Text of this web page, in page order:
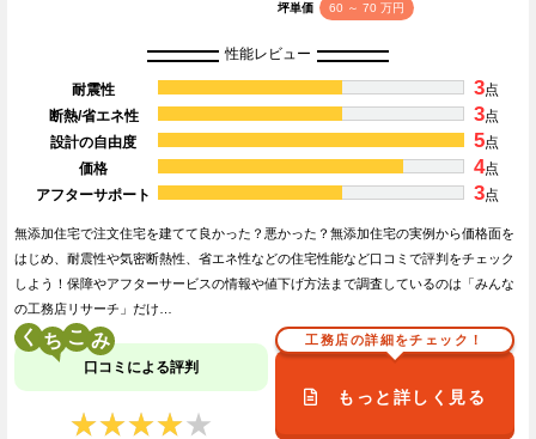
坪単価 60 ～ 70 万円
性能レビュー
耐震性 3点
断熱/省エネ性
3点
設計の自由度
5点
価格
4点
アフターサポート
3点
無添加住宅で注文住宅を建てて良かった？悪かった？無添加住宅の実例から価格面を
はじめ、耐震性や気密断熱性、省エネ性などの住宅性能など口コミで評判をチェック
しよう！保障やアフターサービスの情報や値下げ方法まで調査しているのは「みんな
の工務店リサーチ」だけ…
く こ
口コミによる評判
★★★★★
★★★★★
工務店の詳細をチェック！
もっと詳しく見る